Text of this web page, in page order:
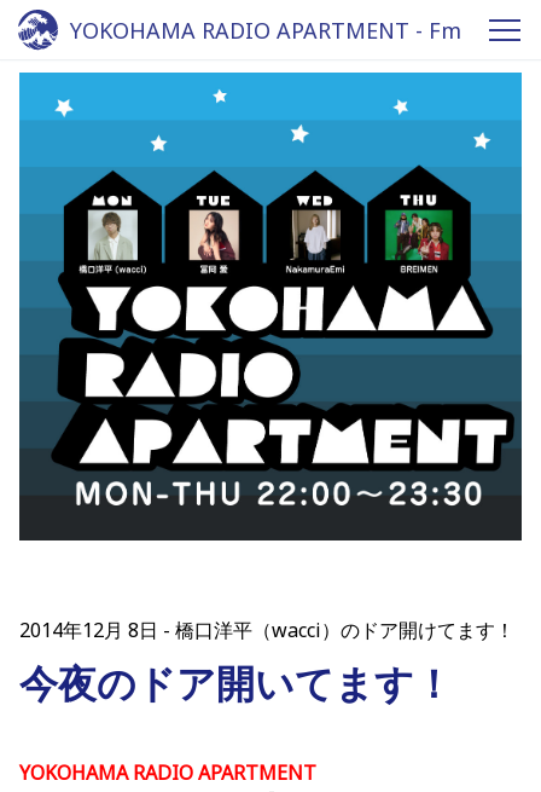
YOKOHAMA RADIO APARTMENT - Fm
yokohama 84.7
2014年12月 8日 橋口洋平（wacci）のドア開けてます！
今夜のドア開いてます！
YOKOHAMA RADIO APARTMENT